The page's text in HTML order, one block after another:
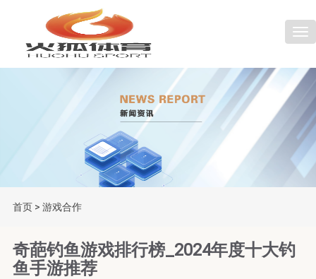
首页> 游戏合作
奇葩钓鱼游戏排行榜_2024年度十大钓
鱼手游推荐